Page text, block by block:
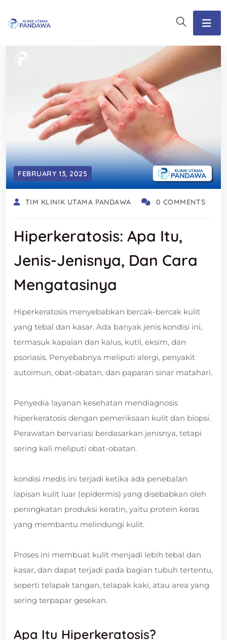
FEBRUARY 13, 2025
TIM KLINIK UTAMA PANDAWA 0 COMMENTS
Hiperkeratosis: Apa Itu,
Jenis-Jenisnya, Dan Cara
Mengatasinya
Hiperkeratosis menyebabkan bercak-bercak kulit
yang tebal dan kasar. Ada banyak jenis kondisi ini,
termasuk kapalan dan kalus, kutil, eksim, dan
psoriasis. Penyebabnya meliputi alergi, penyakit
autoimun, obat-obatan, dan paparan sinar matahari.
Penyedia layanan kesehatan mendiagnosis
hiperkeratosis dengan pemeriksaan kulit dan biopsi.
Perawatan bervariasi berdasarkan jenisnya, tetapi
sering kali meliputi obat-obatan.
kondisi medis ini terjadi ketika ada penebalan
lapisan kulit luar (epidermis) yang disebabkan oleh
peningkatan produksi keratin, yaitu protein keras
yang membantu melindungi kulit.
Proses ini membuat kulit menjadi lebih tebal dan
kasar, dan dapat terjadi pada bagian tubuh tertentu,
seperti telapak tangan, telapak kaki, atau area yang
sering terpapar gesekan.
Apa Itu Hiperkeratosis?